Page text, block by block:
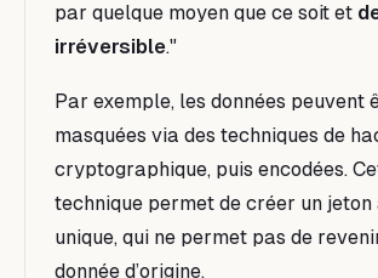
par quelque moyen que ce soit et
irréversible."
Par exemple, les données peuvent
masquées via des techniques de
cryptographique, puis encodées.
technique permet de créer un jeton
unique, qui ne permet pas de
donnée d’origine.